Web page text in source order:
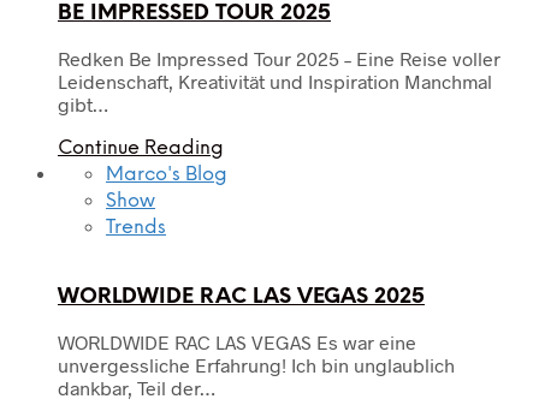
BE IMPRESSED TOUR 2025
Redken Be Impressed Tour 2025 – Eine Reise voller
Leidenschaft, Kreativität und Inspiration Manchmal
gibt…
Continue Reading
Marco's Blog
Show
Trends
WORLDWIDE RAC LAS VEGAS 2025
WORLDWIDE RAC LAS VEGAS Es war eine
unvergessliche Erfahrung! Ich bin unglaublich
dankbar, Teil der…